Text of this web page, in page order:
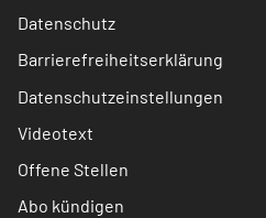
Datenschutz
Barrierefreiheitserklärung
Datenschutzeinstellungen
Videotext
Offene Stellen
Abo kündigen